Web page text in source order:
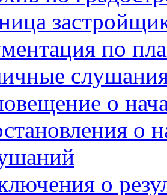
по
о
о
о